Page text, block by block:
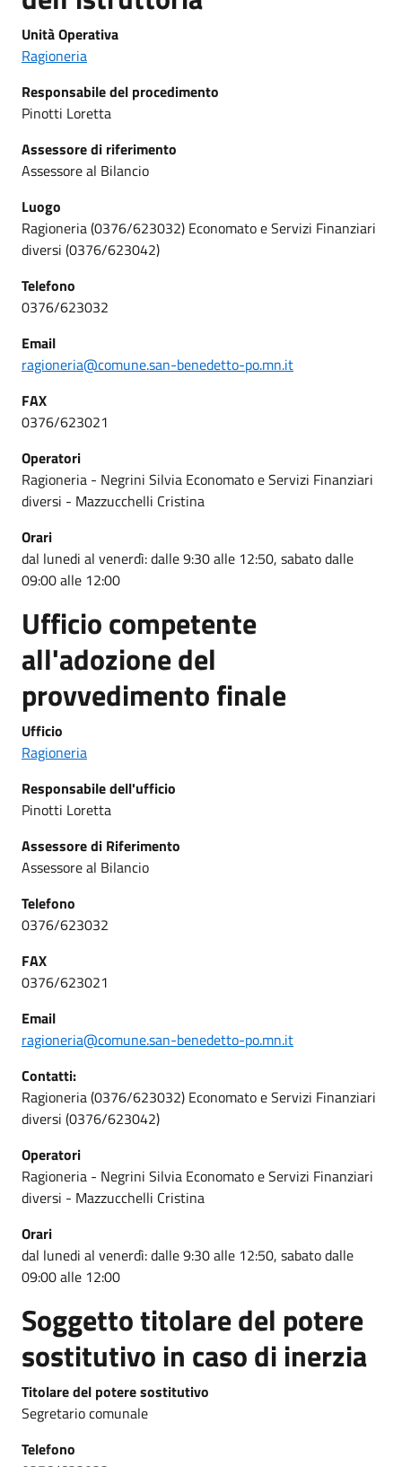
Unità Operativa
Ragioneria
Responsabile del procedimento
Pinotti Loretta
Assessore di riferimento
Assessore al Bilancio
Luogo
Ragioneria (0376/623032) Economato e Servizi Finanziari
diversi (0376/623042)
Telefono
0376/623032
Email
ragioneria@comune.san-benedetto-po.mn.it
FAX
0376/623021
Operatori
Ragioneria - Negrini Silvia Economato e Servizi Finanziari
diversi - Mazzucchelli Cristina
Orari
dal lunedi al venerdì: dalle 9:30 alle 12:50, sabato dalle
09:00 alle 12:00
Ufficio competente
all'adozione del
provvedimento finale
Ufficio
Ragioneria
Responsabile dell'ufficio
Pinotti Loretta
Assessore di Riferimento
Assessore al Bilancio
Telefono
0376/623032
FAX
0376/623021
Email
ragioneria@comune.san-benedetto-po.mn.it
Contatti:
Ragioneria (0376/623032) Economato e Servizi Finanziari
diversi (0376/623042)
Operatori
Ragioneria - Negrini Silvia Economato e Servizi Finanziari
diversi - Mazzucchelli Cristina
Orari
dal lunedi al venerdì: dalle 9:30 alle 12:50, sabato dalle
09:00 alle 12:00
Soggetto titolare del potere
sostitutivo in caso di inerzia
Titolare del potere sostitutivo
Segretario comunale
Telefono